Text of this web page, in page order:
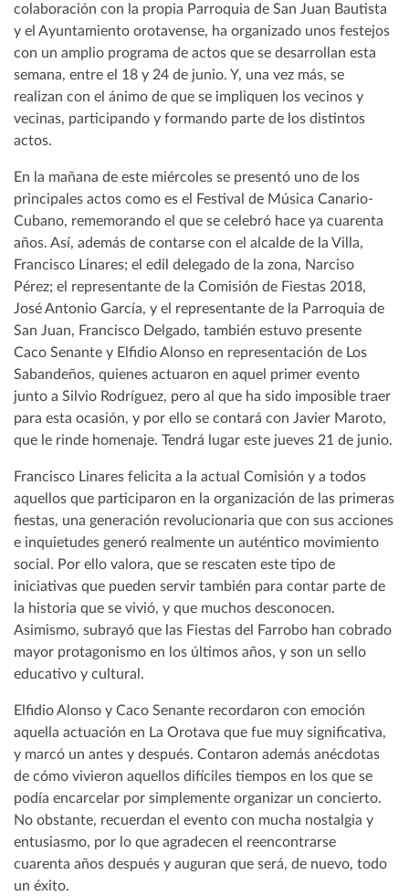
colaboración con la propia Parroquia de San Juan Bautista
y el Ayuntamiento orotavense, ha organizado unos festejos
con un amplio programa de actos que se desarrollan esta
semana, entre el 18 y 24 de junio. Y, una vez más, se
realizan con el ánimo de que se impliquen los vecinos y
vecinas, participando y formando parte de los distintos
actos.
En la mañana de este miércoles se presentó uno de los
principales actos como es el Festival de Música Canario-
Cubano, rememorando el que se celebró hace ya cuarenta
años. Así, además de contarse con el alcalde de la Villa,
Francisco Linares; el edil delegado de la zona, Narciso
Pérez; el representante de la Comisión de Fiestas 2018,
José Antonio García, y el representante de la Parroquia de
San Juan, Francisco Delgado, también estuvo presente
Caco Senante y Elfidio Alonso en representación de Los
Sabandeños, quienes actuaron en aquel primer evento
junto a Silvio Rodríguez, pero al que ha sido imposible traer
para esta ocasión, y por ello se contará con Javier Maroto,
que le rinde homenaje. Tendrá lugar este jueves 21 de junio.
Francisco Linares felicita a la actual Comisión y a todos
aquellos que participaron en la organización de las primeras
fiestas, una generación revolucionaria que con sus acciones
e inquietudes generó realmente un auténtico movimiento
social. Por ello valora, que se rescaten este tipo de
iniciativas que pueden servir también para contar parte de
la historia que se vivió, y que muchos desconocen.
Asimismo, subrayó que las Fiestas del Farrobo han cobrado
mayor protagonismo en los últimos años, y son un sello
educativo y cultural.
Elfidio Alonso y Caco Senante recordaron con emoción
aquella actuación en La Orotava que fue muy significativa,
y marcó un antes y después. Contaron además anécdotas
de cómo vivieron aquellos difíciles tiempos en los que se
podía encarcelar por simplemente organizar un concierto.
No obstante, recuerdan el evento con mucha nostalgia y
entusiasmo, por lo que agradecen el reencontrarse
cuarenta años después y auguran que será, de nuevo, todo
un éxito.